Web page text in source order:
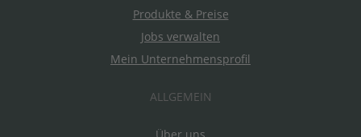
Produkte & Preise
Jobs verwalten
Mein Unternehmensprofil
ALLGEMEIN
Über uns